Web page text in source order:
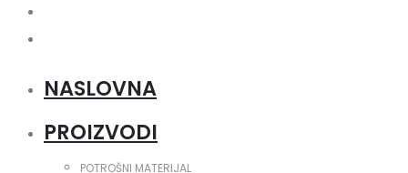
NASLOVNA
PROIZVODI
POTROŠNI MATERIJAL